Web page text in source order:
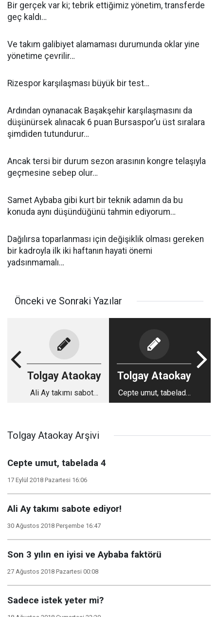
Bir gerçek var ki; tebrik ettiğimiz yönetim, transferde
geç kaldı…
Ve takım galibiyet alamaması durumunda oklar yine
yönetime çevrilir…
Rizespor karşılaşması büyük bir test…
Ardından oynanacak Başakşehir karşılaşmasını da
düşünürsek alınacak 6 puan Bursaspor’u üst sıralara
şimdiden tutundurur…
Ancak tersi bir durum sezon arasının kongre telaşıyla
geçmesine sebep olur…
Samet Aybaba gibi kurt bir teknik adamın da bu
konuda aynı düşündüğünü tahmin ediyorum…
Dağılırsa toparlanması için değişiklik olması gereken
bir kadroyla ilk iki haftanın hayati önemi
yadsınmamalı…
Önceki ve Sonraki Yazılar
Tolgay Ataokay
Ali Ay takımı sabote
Tolgay Ataokay
Cepte umut, tabelada
4
Tolgay Ataokay Arşivi
Cepte umut, tabelada 4
17 Eylül 2018 Pazartesi 16:06
Ali Ay takımı sabote ediyor!
30 Ağustos 2018 Perşembe 16:47
Son 3 yılın en iyisi ve Aybaba faktörü
27 Ağustos 2018 Pazartesi 00:08
Sadece istek yeter mi?